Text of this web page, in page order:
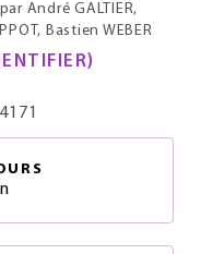
par André GALTIER,
Bastien WEBER